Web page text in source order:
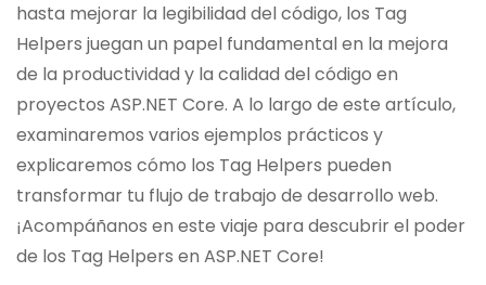
hasta mejorar la legibilidad del código, los Tag
Helpers juegan un papel fundamental en la mejora
de la productividad y la calidad del código en
proyectos ASP.NET Core. A lo largo de este artículo,
examinaremos varios ejemplos prácticos y
explicaremos cómo los Tag Helpers pueden
transformar tu flujo de trabajo de desarrollo web.
¡Acompáñanos en este viaje para descubrir el poder
de los Tag Helpers en ASP.NET Core!